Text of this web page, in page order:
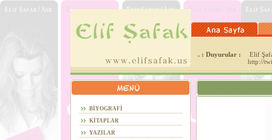
. : Duyurular :
Elif
http://
BİYOGRAFİ
KİTAPLAR
YAZILAR